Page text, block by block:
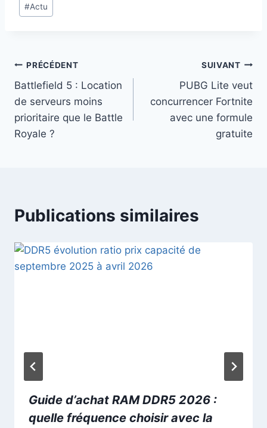
de
#Actu
Navigation
de
l’article
PRÉCÉDENT
Battlefield 5 : Location
de serveurs moins
prioritaire que le Battle
Royale ?
SUIVANT
PUBG Lite veut
concurrencer Fortnite
avec une formule
gratuite
Publications similaires
Guide d’achat RAM DDR5 2026 :
quelle fréquence choisir avec la